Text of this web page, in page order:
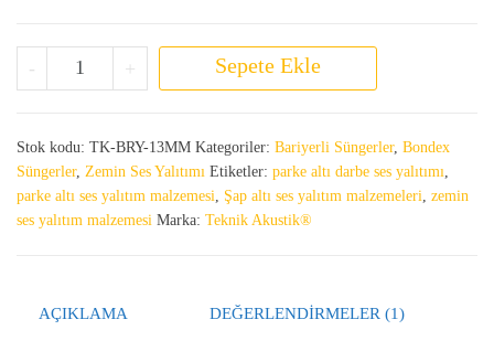
- Bariyerli Bondex 13 MM adet
+ Sepete Ekle
Stok kodu: TK-BRY-13MM Kategoriler: Bariyerli Süngerler, Bondex
Süngerler, Zemin Ses Yalıtımı Etiketler: parke altı darbe ses yalıtımı
parke altı ses yalıtım malzemesi
Şap altı ses yalıtım malzemeleri zemin
ses yalıtım malzemesi Marka: Teknik Akustik®
AÇIKLAMA DEĞERLENDIRMELER (1)